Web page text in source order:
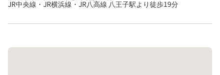
JR中央線・JR横浜線・JR八高線 八王子駅より徒歩19分